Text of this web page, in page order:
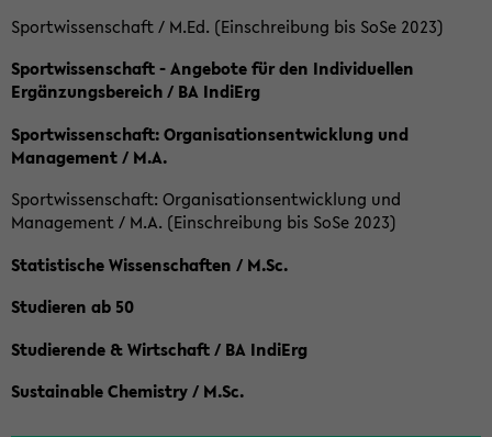
Sportwissenschaft / M.Ed. (Einschreibung bis SoSe 2023)
Sportwissenschaft - Angebote für den Individuellen
Ergänzungsbereich / BA IndiErg
Sportwissenschaft: Organisationsentwicklung und
Management / M.A.
Sportwissenschaft: Organisationsentwicklung und
Management / M.A. (Einschreibung bis SoSe 2023)
Statistische Wissenschaften / M.Sc.
Studieren ab 50
Studierende & Wirtschaft / BA IndiErg
Sustainable Chemistry / M.Sc.